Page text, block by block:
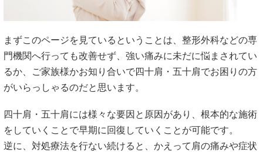
まずこのページを見ているということは、整形外科などの専
門機関へ行っても改善せず、強い痛みに未だに悩まされてい
るか、ご家族様かお知り合いで四十肩・五十肩でお困りの方
がいらっしゃるのだと思います。
四十肩・五十肩には様々な要因と原因があり、根本的な施術
をしていくことで早期に回復していくことが可能です。
逆に、対処療法を行ない続けると、かえって肩の痛みや症状